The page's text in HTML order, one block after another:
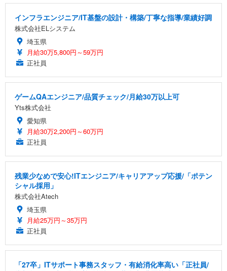
インフラエンジニア/IT基盤の設計・構築/丁寧な指導/業績好調
株式会社ELシステム
埼玉県
月給30万5,800円～59万円
正社員
ゲームQAエンジニア/品質チェック/月給30万以上可
Yts株式会社
愛知県
月給30万2,200円～60万円
正社員
残業少なめで安心!ITエンジニア/キャリアアップ応援/「ポテン
シャル採用」
株式会社Atech
埼玉県
月給25万円～35万円
正社員
「27卒」ITサポート事務スタッフ・有給消化率高い「正社員/